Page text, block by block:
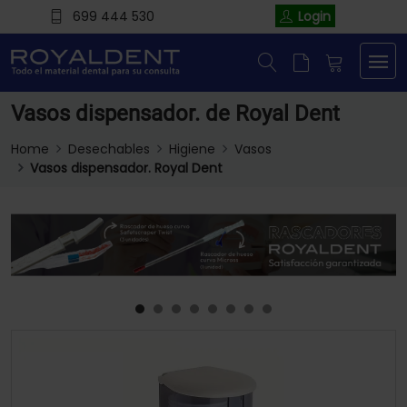
699 444 530 Login
Vasos dispensador. de Royal Dent
Home Desechables Higiene
Vasos
Vasos dispensador. Royal Dent